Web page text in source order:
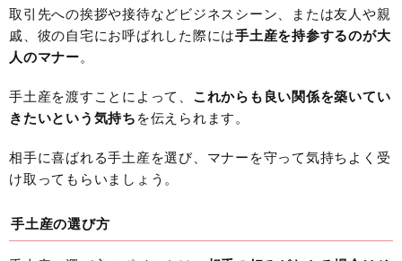
取引先への挨拶や接待などビジネスシーン、または友人や親
戚、彼の自宅にお呼ばれした際には手土産を持参するのが大
人のマナー。
手土産を渡すことによって、 これからも良い関係を築いてい
きたいという気持ち を伝えられます。
相手に喜ばれる手土産を選び、マナーを守って気持ちよく受
け取ってもらいましょう。
手土産の選び方